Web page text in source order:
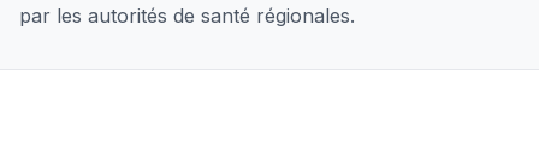
par les autorités de santé régionales.